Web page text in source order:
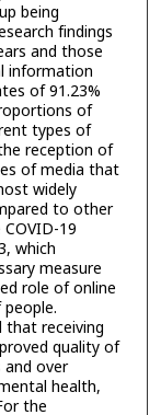
being
findings
and those
information
of 91.23%
of
types of
reception of
of media that
widely
to other
19
which
measure
role of online
that receiving
quality of
over
health,
the